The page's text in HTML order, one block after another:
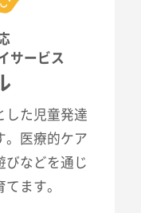
サービス
した児童発達
。医療的ケア
びなどを通じ
ます。